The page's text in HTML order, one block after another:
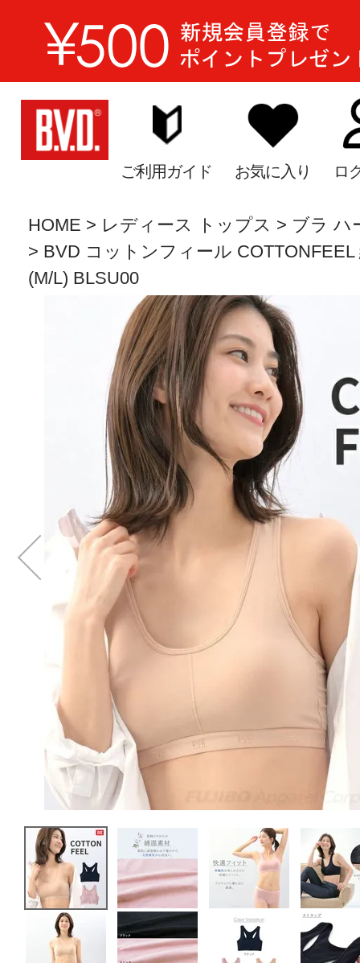
ご利用ガイド お気に入り ロ
HOME レディース トップス
ブラ ハ
BVD コットンフィール
(M/L) BLSU00